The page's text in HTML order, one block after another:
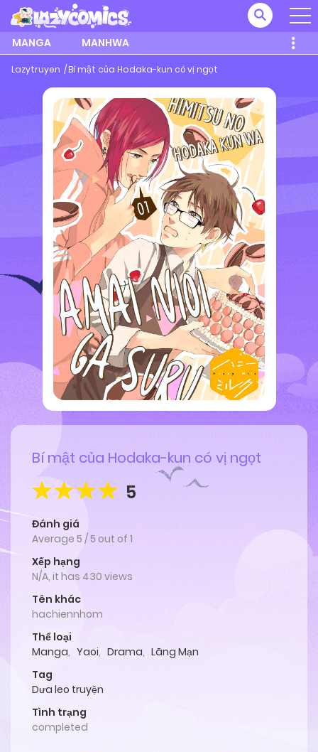
MANGA MANHWA
Lazytruyen Bí mật của Hodaka-kun có vị ngọt
Bí mật của Hodaka-kun có vị ngọt
5
Đánh giá
Average 5 /5 out of 1
Xếp hạng
N/A, it has 430 views
Tên khác
hachiennhom
Thể loại
Manga, Yaoi, Drama, Lãng Mạn
Tag
Dưa leo truyện
Tình trạng
completed